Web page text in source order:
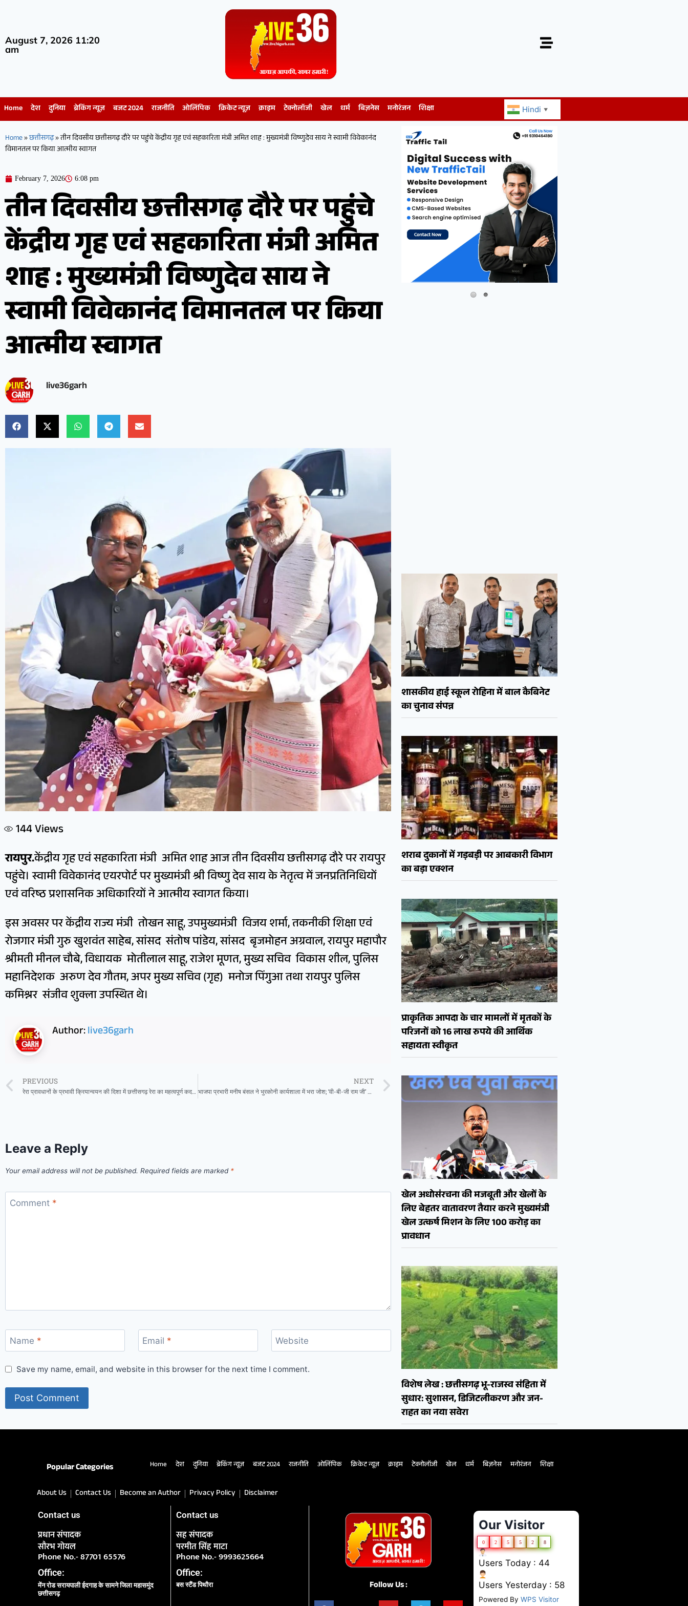
August 7, 2026 11:20
am
Home देश दुनिया ब्रेकिंग न्यूज़ बजट 2024 राजनीति ओलिंपिक क्रिकेट न्यूज़ क्राइम टेक्नोलॉजी खेल धर्म बिज़नेस मनोरंजन शिक्षा Hindi ▼
Home»छत्तीसगढ़»तीन दिवसीय छत्तीसगढ़ दौरे पर पहुंचे केंद्रीय गृह एवं सहकारिता मंत्री अमित शाह : मुख्यमंत्री विष्णुदेव साय ने स्वामी विवेकानंद
विमानतल पर किया आत्मीय स्वागत
February 7, 2026 6:08 pm
तीन दिवसीय छत्तीसगढ़ दौरे पर पहुंचे
केंद्रीय गृह एवं सहकारिता मंत्री अमित
शाह : मुख्यमंत्री विष्णुदेव साय ने
स्वामी विवेकानंद विमानतल पर किया
आत्मीय स्वागत
live36garh
144Views
रायपुर.केंद्रीय गृह एवं सहकारिता मंत्री अमित शाह आज तीन दिवसीय छत्तीसगढ़ दौरे पर रायपुर
पहुंचे। स्वामी विवेकानंद एयरपोर्ट पर मुख्यमंत्री श्री विष्णु देव साय के नेतृत्व में जनप्रतिनिधियों
एवं वरिष्ठ प्रशासनिक अधिकारियों ने आत्मीय स्वागत किया।
इस अवसर पर केंद्रीय राज्य मंत्री तोखन साहू, उपमुख्यमंत्री विजय शर्मा, तकनीकी शिक्षा एवं
रोजगार मंत्री गुरु खुशवंत साहेब, सांसद संतोष पांडेय, सांसद बृजमोहन अग्रवाल, रायपुर महापौर
श्रीमती मीनल चौबे, विधायक मोतीलाल साहू, राजेश मूणत, मुख्य सचिव विकास शील, पुलिस
महानिदेशक अरुण देव गौतम, अपर मुख्य सचिव (गृह) मनोज पिंगुआ तथा रायपुर पुलिस
कमिश्नर संजीव शुक्ला उपस्थित थे।
Author:live36garh
PREVIOUS
रेरा प्रावधानों के प्रभावी क्रियान्वयन की दिशा में छत्तीसगढ़ रेरा का महत्वपूर्ण कदम, 14 बैंकों को फाइनल एम्पैनलमेंट किया गया
NEXT
भाजपा प्रभारी मनीष बंसल ने भुरकोनी कार्यशाला में भरा जोश; ‘वी-बी-जी राम जी’ योजना की दी विस्तृत जानकारी।
Leave a Reply
Your email address will not be published. Required fields are marked *
Comment *
Name * Email * Website
Save my name, email, and website in this browser for the next time I comment.
शासकीय हाई स्कूल रोहिना में बाल कैबिनेट
का चुनाव संपन्न
शराब दुकानों में गड़बड़ी पर आबकारी विभाग
का बड़ा एक्शन
प्राकृतिक आपदा के चार मामलों में मृतकों के
परिजनों को 16 लाख रुपये की आर्थिक
सहायता स्वीकृत
खेल अधोसंरचना की मजबूती और खेलों के
लिए बेहतर वातावरण तैयार करने मुख्यमंत्री
खेल उत्कर्ष मिशन के लिए 100 करोड़ का
प्रावधान
विशेष लेख : छत्तीसगढ़ भू-राजस्व संहिता में
सुधार: सुशासन, डिजिटलीकरण और जन-
राहत का नया सवेरा
Popular Categories Home देश दुनिया ब्रेकिंग न्यूज़ बजट 2024 राजनीति ओलिंपिक क्रिकेट न्यूज़ क्राइम टेक्नोलॉजी खेल धर्म बिज़नेस मनोरंजन शिक्षा
About Us Contact Us Become an Author Privacy Policy Disclaimer
Contact us
प्रधान संपादक
सौरभ गोयल
Phone No.- 87701 65576
Office:
मेंन रोड सरायपाली ईदगाह के सामने जिला महासमुंद
छत्तीसगढ़
Contact us
सह संपादक
परमीत सिंह माटा
Phone No.- 9993625664
Office:
बस स्टैंड पिथौरा Follow Us :
Our Visitor
0 2 5 5 2 8
Users Today : 44
Users Yesterday : 58
Powered By WPS Visitor